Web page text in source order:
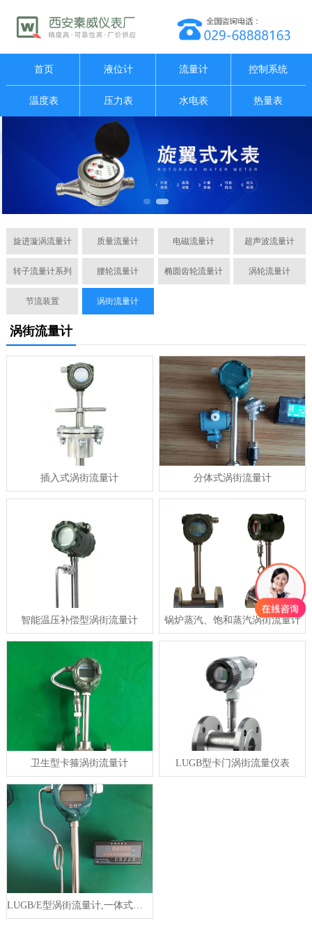
首页 液位计 流量计 控制系统
温度表 压力表 水电表 热量表
旋进漩涡流量计 质量流量计 电磁流量计 超声波流量计
转子流量计系列 腰轮流量计 椭圆齿轮流量计 涡轮流量计
节流装置 涡街流量计
涡街流量计
插入式涡街流量计 分体式涡街流量计
智能温压补偿型涡街流量计 锅炉蒸汽、饱和蒸汽涡街流量计
卫生型卡箍涡街流量计 LUGB型卡门涡街流量仪表
LUGB/E型涡街流量计,一体式涡街流量计